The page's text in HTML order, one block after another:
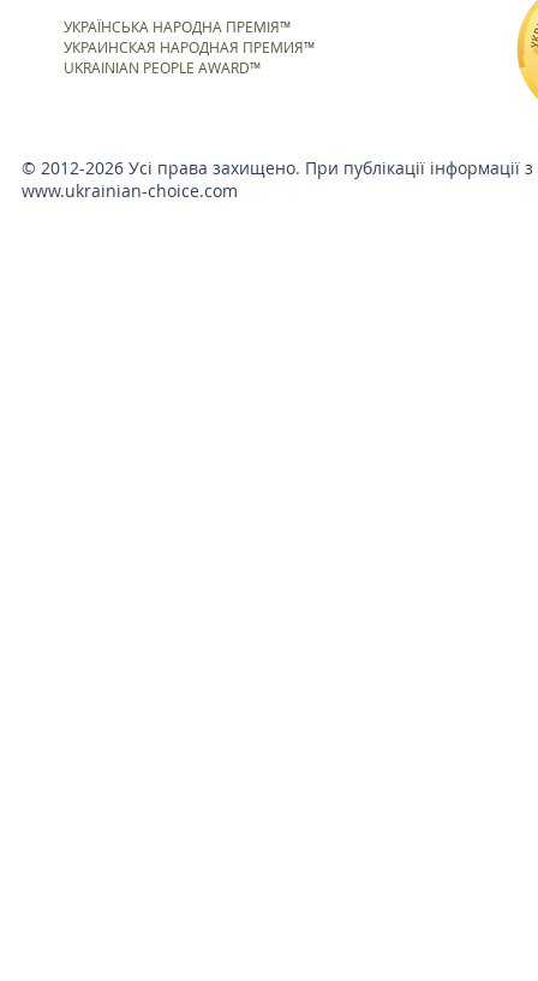
УКРАЇНСЬКА НАРОДНА ПРЕМІЯ™
УКРАИНСКАЯ НАРОДНАЯ ПРЕМИЯ™
UKRAINIAN PEOPLE AWARD™
© 2012-2026 Усі права захищено. При публікації інформації
www.ukrainian-choice.com